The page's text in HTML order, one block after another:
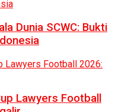
Dunia SCWC: Bukti
Lawyers Football